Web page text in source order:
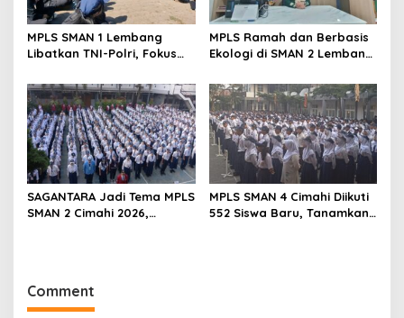
MPLS SMAN 1 Lembang
Libatkan TNI-Polri, Fokus
Wawasan Kebangsaan
MPLS Ramah dan Berbasis
Ekologi di SMAN 2 Lembang
Siswa Baru
SAGANTARA Jadi Tema MPLS
SMAN 2 Cimahi 2026,
MPLS SMAN 4 Cimahi Diikuti
552 Siswa Baru, Tanamkan
Comment